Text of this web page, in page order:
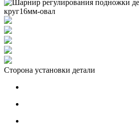
Сторона установки детали